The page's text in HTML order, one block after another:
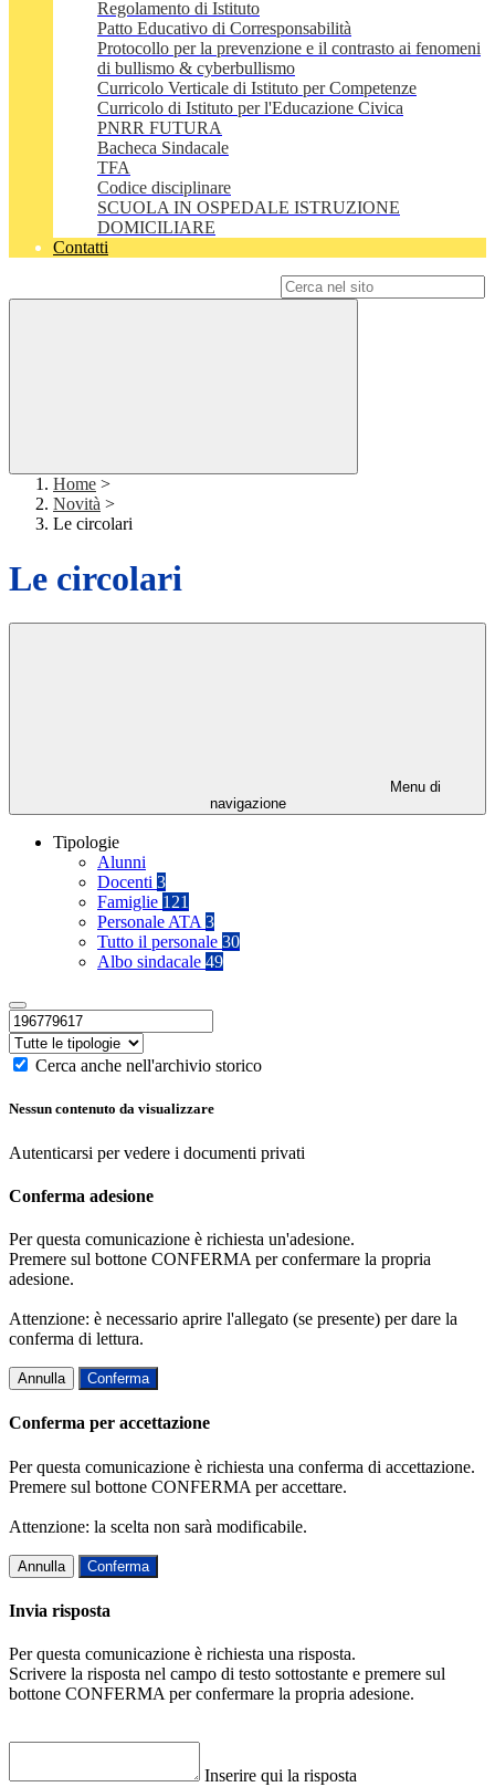
Regolamento di Istituto
Patto Educativo di Corresponsabilità
Protocollo per la prevenzione e il contrasto ai fenomeni
di bullismo & cyberbullismo
Curricolo Verticale di Istituto per Competenze
Curricolo di Istituto per l'Educazione Civica
PNRR FUTURA
Bacheca Sindacale
TFA
Codice disciplinare
SCUOLA IN OSPEDALE ISTRUZIONE
DOMICILIARE
Contatti
Home >
Novità >
Le circolari
Le circolari
Menu di
navigazione
Tipologie
Alunni
Docenti 3
Famiglie 121
Personale ATA 3
Tutto il personale 30
Albo sindacale 49
Cerca anche nell'archivio storico
Nessun contenuto da visualizzare
Autenticarsi per vedere i documenti privati
Conferma adesione
Per questa comunicazione è richiesta un'adesione.
Premere sul bottone CONFERMA per confermare la propria
adesione.
Attenzione: è necessario aprire l'allegato (se presente) per dare la
conferma di lettura.
Annulla Conferma
Conferma per accettazione
Per questa comunicazione è richiesta una conferma di accettazione.
Premere sul bottone CONFERMA per accettare.
Attenzione: la scelta non sarà modificabile.
Annulla Conferma
Invia risposta
Per questa comunicazione è richiesta una risposta.
Scrivere la risposta nel campo di testo sottostante e premere sul
bottone CONFERMA per confermare la propria adesione.
Inserire qui la risposta